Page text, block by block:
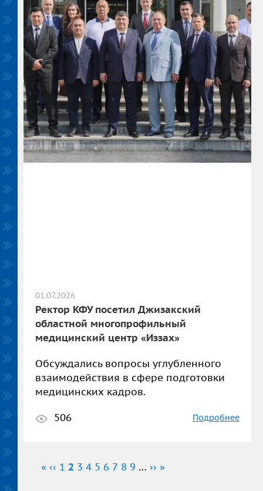
01.07.2026
Ректор КФУ посетил Джизакский
областной многопрофильный
медицинский центр «Иззах»
Обсуждались вопросы углубленного
взаимодействия в сфере подготовки
медицинских кадров.
506
Подробнее
Нумерация
Первая
« ←
‹‹ Страница
1 Текущая
2 Страница
3 Страница
4 Страница
5 Страница
6 Страница
7 Страница
8 Страница
9 … Следующая
›› Последняя
»